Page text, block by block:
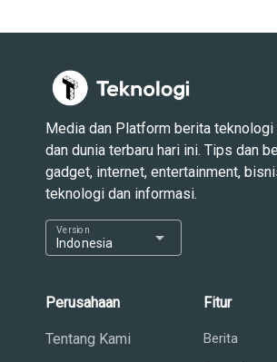
Media dan Platform berita
dan dunia terbaru hari ini. Tips dan
gadget, internet, entertainment,
teknologi dan informasi.
Indonesia
Version arrow_drop_down
Perusahaan
Tentang Kami
Fitur
Berita